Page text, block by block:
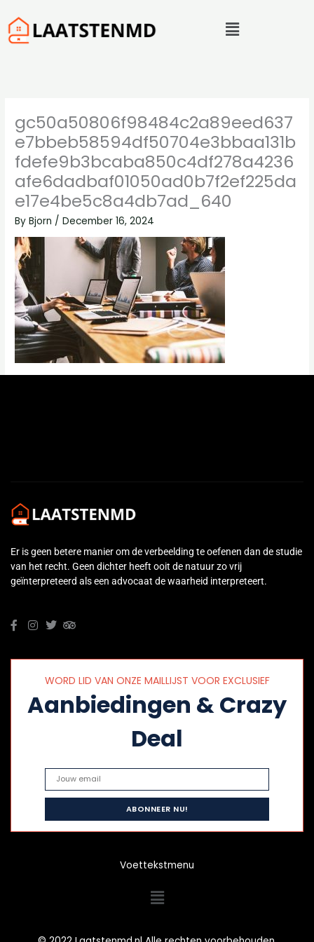
to
content
Menu
gc50a50806f98484c2a89eed637
e7bbeb58594df50704e3bbaa131b
fdefe9b3bcaba850c4df278a4236
afe6dadbaf01050ad0b7f2ef225da
e17e4be5c8a4db7ad_640
ByBjorn /December 16, 2024
Er is geen betere manier om de verbeelding te oefenen dan de studie
van het recht. Geen dichter heeft ooit de natuur zo vrij
geïnterpreteerd als een advocaat de waarheid interpreteert.
WORD LID VAN ONZE MAILLIJST VOOR EXCLUSIEF
Aanbiedingen & Crazy
Deal
Voettekstmenu
Menu